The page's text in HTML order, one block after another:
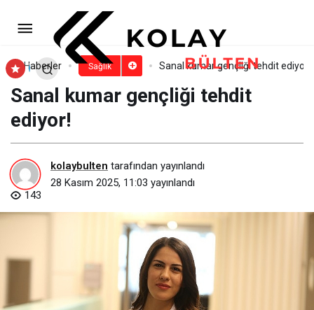
Haberler Sağlık Sanal kumar gençliği tehdit ediyor!
Sanal kumar gençliği tehdit
ediyor!
kolaybulten tarafından yayınlandı
28 Kasım 2025, 11:03 yayınlandı
143
Uzmanından kozmetik ürün
seçimi uyarısı!
Yorum Yap Paylaş